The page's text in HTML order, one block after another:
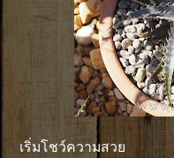
เริ่มโชว์ความสวย